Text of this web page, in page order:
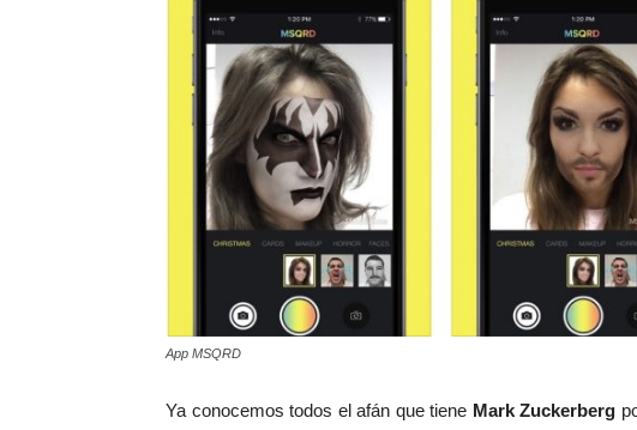
App MSQRD
Ya conocemos todos el afán que tiene Mark Zuckerberg